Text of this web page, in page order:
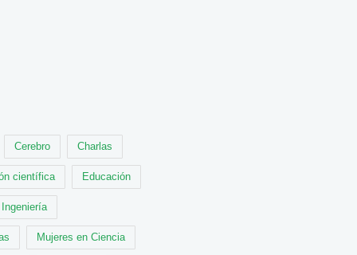
Cerebro Charlas
científica Educación
Ingeniería
Mujeres en Ciencia